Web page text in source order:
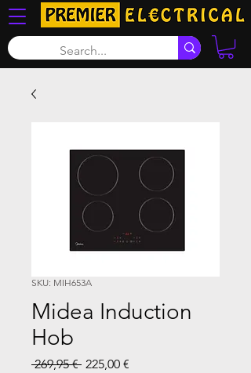
SKU: MIH653A
Midea Induction
Hob
269,95 € Κανονική τιμή
225,00 €